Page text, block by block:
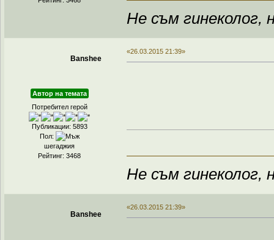
Не съм гинеколог,
Banshee
Автор на темата
Потребител герой
Публикации: 5893
Пол:
шегаджия
Рейтинг: 3468
«26.03.2015 21:39»
Не съм гинеколог,
Banshee
«26.03.2015 21:39»